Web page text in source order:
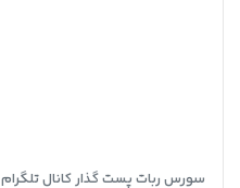
سورس ربات پست گذار کانال تلگرام